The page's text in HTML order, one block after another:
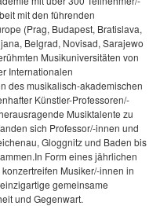
mit den führenden
(Prag, Budapest, Bratislava,
Belgrad, Novisad, Sarajewo
Musikuniversitäten von
Internationalen
des musikalisch-akademischen
Künstler-Professoren/-
Musiktalente zu
sich Professor/-innen und
Gloggnitz und Baden bis
Form eines jährlichen
Musiker/-innen in
gemeinsame
und Gegenwart.